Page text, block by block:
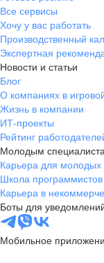
Все сервисы
Хочу у вас работать
Производственный
Экспертная
Новости и статьи
Блог
О компаниях в
Жизнь в компании
ИТ-проекты
Рейтинг
Молодым
Карьера для молодых
Школа программистов
Карьера в
Боты для
Мобильное